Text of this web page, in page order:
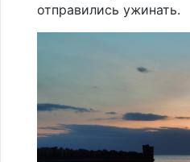
отправились ужинать.